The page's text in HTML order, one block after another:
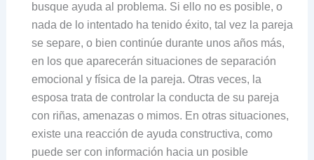
busque ayuda al problema. Si ello no es posible, o
nada de lo intentado ha tenido éxito, tal vez la pareja
se separe, o bien continúe durante unos años más,
en los que aparecerán situaciones de separación
emocional y física de la pareja. Otras veces, la
esposa trata de controlar la conducta de su pareja
con riñas, amenazas o mimos. En otras situaciones,
existe una reacción de ayuda constructiva, como
puede ser con información hacia un posible